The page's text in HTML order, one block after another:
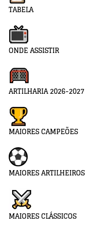
TABELA
ONDE ASSISTIR
ARTILHARIA 2026-2027
MAIORES CAMPEÕES
MAIORES ARTILHEIROS
MAIORES CLÁSSICOS